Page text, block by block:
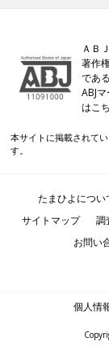
ＡＢ
著作
であ
ABJ
は
本サイトに掲載されて
す。
たまひよについ
サイトマップ
調
お問い
個人情